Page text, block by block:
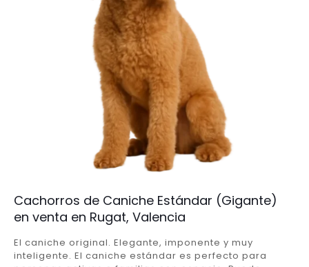
Cachorros de Caniche Estándar (Gigante)
en venta en Rugat, Valencia
El caniche original. Elegante, imponente y muy
inteligente. El caniche estándar es perfecto para